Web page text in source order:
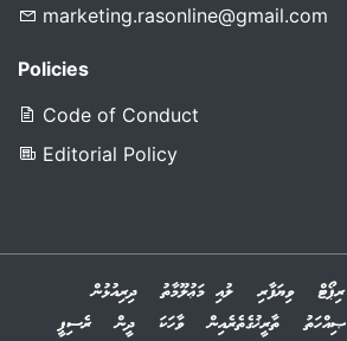
marketing.rasonline@gmail.com
Policies
Code of Conduct
Editorial Policy
ރިޕޯޓް ވިޔަފާރި ލުއި މަޢުލޫމާތު
ދިރިއުޅުން
ޞިއްހަތު ތާރީޚުގެތެރެއިން ވާހަކަ ދީން ރެސިޕީ